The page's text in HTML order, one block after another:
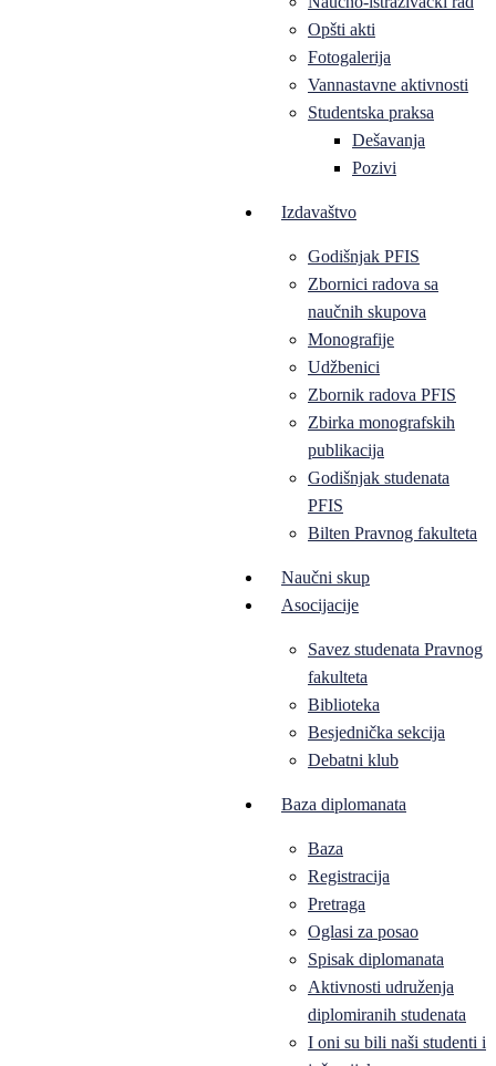
Opšti akti
Fotogalerija
Vannastavne aktivnosti
Studentska praksa
Dešavanja
Pozivi
Izdavaštvo
Godišnjak PFIS
Zbornici radova sa
naučnih skupova
Monografije
Udžbenici
Zbornik radova PFIS
Zbirka monografskih
publikacija
Godišnjak studenata
PFIS
Bilten Pravnog fakulteta
Naučni skup
Asocijacije
Savez studenata Pravnog
fakulteta
Biblioteka
Besjednička sekcija
Debatni klub
Baza diplomanata
Baza
Registracija
Pretraga
Oglasi za posao
Spisak diplomanata
Aktivnosti udruženja
diplomiranih studenata
I oni su bili naši studenti i